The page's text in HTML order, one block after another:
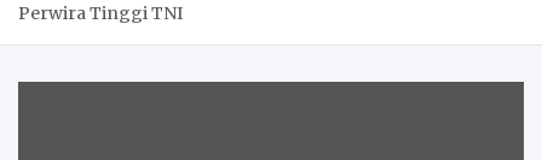
Perwira Tinggi TNI